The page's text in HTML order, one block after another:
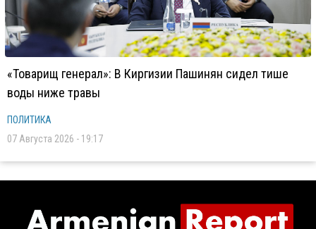
«Товарищ генерал»: В Киргизии Пашинян сидел тише
воды ниже травы
ПОЛИТИКА
07 Августа 2026 - 19:17